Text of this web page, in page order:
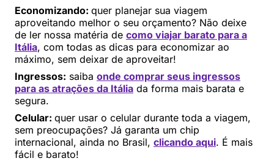
Economizando: quer planejar sua viagem
aproveitando melhor o seu orçamento? Não deixe
de ler nossa matéria de como viajar barato para a
Itália, com todas as dicas para economizar ao
máximo, sem deixar de aproveitar!
Ingressos: saiba onde comprar seus ingressos
para as atrações da Itália da forma mais barata e
segura.
Celular: quer usar o celular durante toda a viagem,
sem preocupações? Já garanta um chip
internacional, ainda no Brasil, clicando aqui. É mais
fácil e barato!